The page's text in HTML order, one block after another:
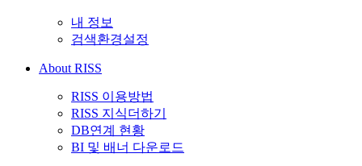
내 정보
검색환경설정
About RISS
RISS 이용방법
RISS 지식더하기
DB연계 현황
BI 및 배너 다운로드